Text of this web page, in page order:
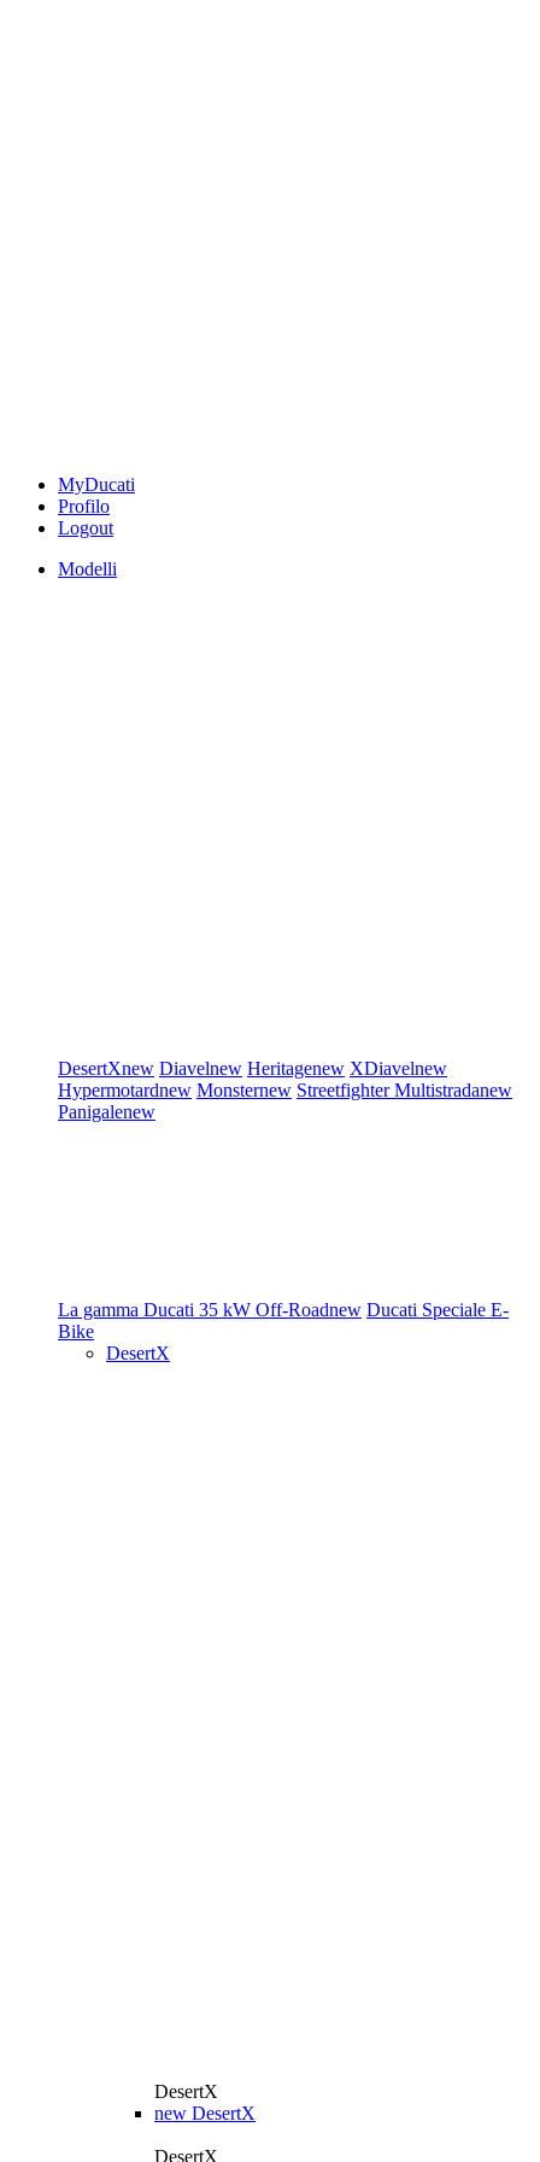
MyDucati
Profilo
Logout
Modelli
DesertXnew Diavelnew Heritagenew XDiavelnew
Hypermotardnew Monsternew StreetfighterMultistradanew
Panigalenew
La gamma Ducati 35 kW Off-Roadnew Ducati Speciale E-
Bike
DesertX
DesertX
new DesertX
DesertX